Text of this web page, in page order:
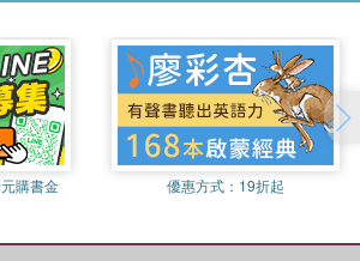
ways to associate with Arab
work beyond a limiting socio-
the writings of authors
Nawal El Saadawi, Leila Sebbar,
Al-Shaykh, this book represents a
literary criticism that
monothematic approaches.
購書金 優惠方式： 19折起